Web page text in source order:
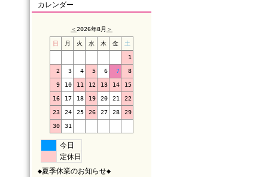
カレンダー
＜2026年8月 ＞
日 月 火 水 木 金 土
1
2 3 4 5 6 7 8
9 10 11 12 13 14 15
16 17 18 19 20 21 22
23 24 25 26 27 28 29
30 31
今日
定休日
◆夏季休業のお知らせ◆